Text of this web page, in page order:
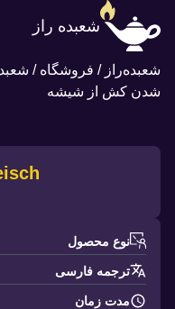
شعبده راز
شعبده‌راز / فروشگاه /
شدن کش از شیشه
نوع محصول
ترجمه فارسی
مدت زمان